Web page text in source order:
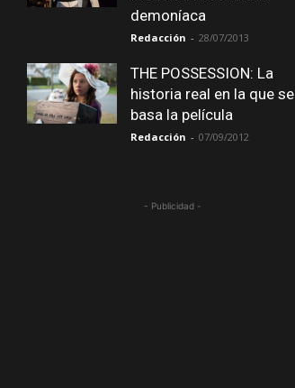
demoníaca
Redacción - 28/07/2013
THE POSSESSION: La
historia real en la que se
basa la película
Redacción - 07/09/2012
- Publicidad -